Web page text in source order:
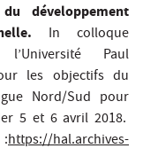
développement
In colloque
Paul
les objectifs du
Nord/Sud pour
5 et 6 avril 2018.
https://hal.archives-